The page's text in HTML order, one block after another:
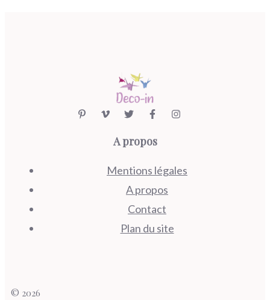
A propos
Mentions légales
A propos
Contact
Plan du site
© 2026